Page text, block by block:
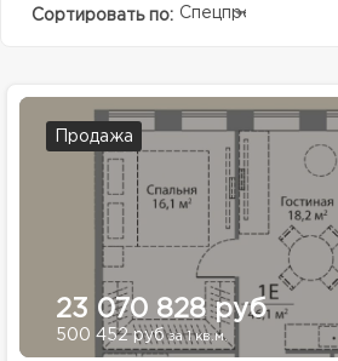
Сортировать по: Спецпредолжение
Продажа
23 070 828 руб
500 452 рубза 1 кв.м.